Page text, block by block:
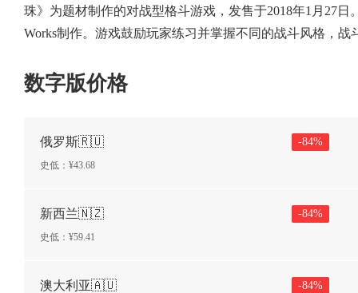
珠》为题材制作的对战型格斗游戏，发售于2018年1月27日
Works制作。游戏鼓励玩家练习并掌握不同的战斗风格，战
数字版价格
俄罗斯🇷🇺 -84%
史低：¥43.68
新西兰🇳🇿 -84%
史低：¥59.41
澳大利亚🇦🇺 -84%